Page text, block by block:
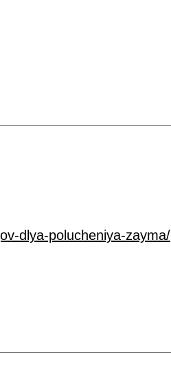
dlya-polucheniya-zayma/